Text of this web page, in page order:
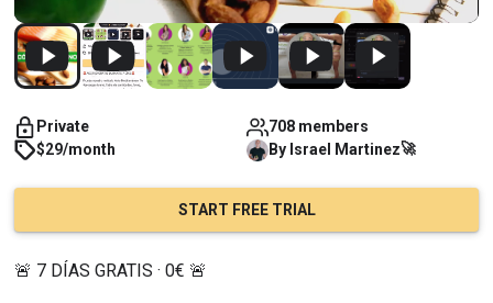
Private
708 members
$29/month
By Israel Martinez🚀
START FREE TRIAL
🚨 7 DÍAS GRATIS · 0€ 🚨